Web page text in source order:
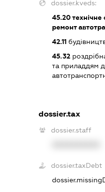
dossier.kveds:
45.20технічне
ремонт
42.11
45.32
та приладдям
dossier.tax
dossier.staff
dossier.taxDebt